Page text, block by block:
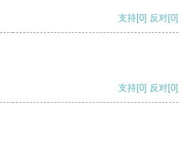
支持[0] 反对[0]
支持[0] 反对[0]